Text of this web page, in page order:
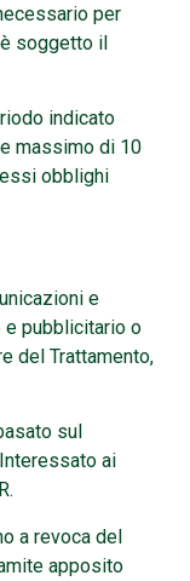
per
soggetto il
indicato
massimo di 10
obblighi
e
e pubblicitario o
del Trattamento,
sul
ai
a revoca del
apposito